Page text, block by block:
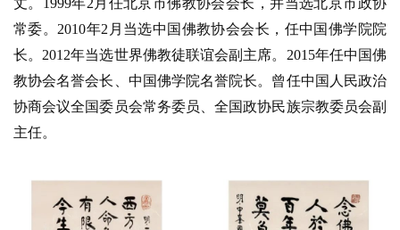
益
慈
善
佛
教
丈。1999年2月任北京市佛教协会会长，并当选北京市政协
常委。2010年2月当选中国佛教协会会长，任中国佛学院院
长。2012年当选世界佛教徒联谊会副主席。2015年任中国佛
教协会名誉会长、中国佛学院名誉院长。曾任中国人民政治
协商会议全国委员会常务委员、全国政协民族宗教委员会副
主任。